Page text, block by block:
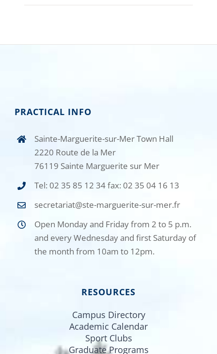
PRACTICAL INFO
Sainte-Marguerite-sur-Mer Town Hall
2220 Route de la Mer
76119 Sainte Marguerite sur Mer
Tel: 02 35 85 12 34 fax: 02 35 04 16 13
secretariat@ste-marguerite-sur-mer.fr
Open Monday and Friday from 2 to 5 p.m.
and every Wednesday and first Saturday of
the month from 10am to 12pm.
RESOURCES
Campus Directory
Academic Calendar
Sport Clubs
Graduate Programs